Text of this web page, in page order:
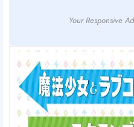
Your Responsive